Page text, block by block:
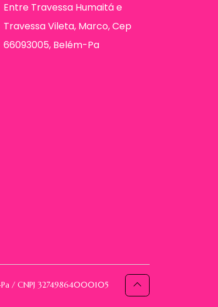
Entre Travessa Humaitá e
Travessa Vileta, Marco, Cep
66093005, Belém-Pa
/ CNPJ 32749864000105